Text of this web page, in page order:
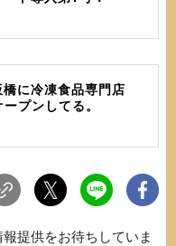
に冷凍食品専門店
プンしてる。
提供をお待ちしていま